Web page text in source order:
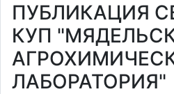
ПУБЛИКАЦИЯ
КУП
ЛАБОРАТОРИЯ"